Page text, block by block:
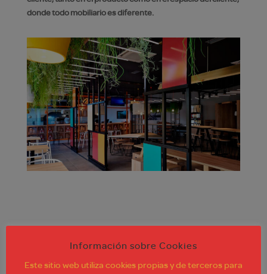
donde todo mobiliario es diferente.
Información sobre Cookies
Este sitio web utiliza cookies propias y de terceros para